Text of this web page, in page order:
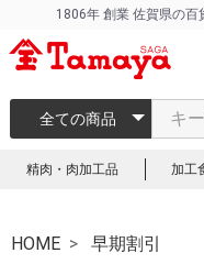
1806年 創業 佐賀県の
全ての商品
精肉・肉加工品 加工
HOME 早期割引